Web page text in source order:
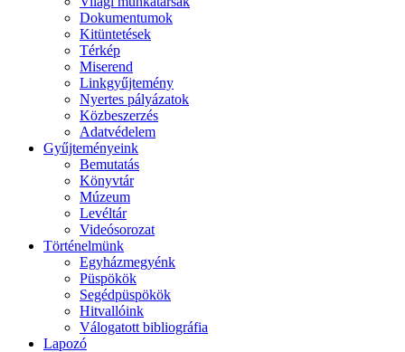
Dokumentumok
Kitüntetések
Térkép
Miserend
Linkgyűjtemény
Nyertes pályázatok
Közbeszerzés
Adatvédelem
Gyűjteményeink
Bemutatás
Könyvtár
Múzeum
Levéltár
Videósorozat
Történelmünk
Egyházmegyénk
Püspökök
Segédpüspökök
Hitvallóink
Válogatott bibliográfia
Lapozó